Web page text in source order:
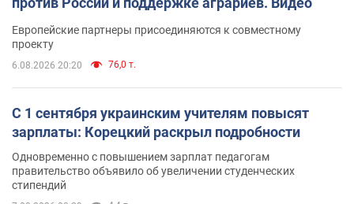
Европейские партнеры присоединяются к совместному
проекту
6.08.2026 20:20 76,0 т.
С 1 сентября украинским учителям повысят
зарплаты: Корецкий раскрыл подробности
Одновременно с повышением зарплат педагогам
правительство объявило об увеличении студенческих
стипендий